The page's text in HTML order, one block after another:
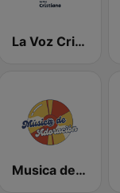
La Voz Cristiana
Musica de Adoracion